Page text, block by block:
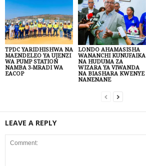
TPDC YARIDHISHWA NA
MAENDELEO YA UJENZI
WA PUMP STATION
NAMBA 3-MRADI WA
EACOP
LONDO AHAMASISHA
WANANCHI KUNUFAIKA
NA HUDUMA ZA
WIZARA YA VIWANDA
NA BIASHARA KWENYE
NANENANE
LEAVE A REPLY